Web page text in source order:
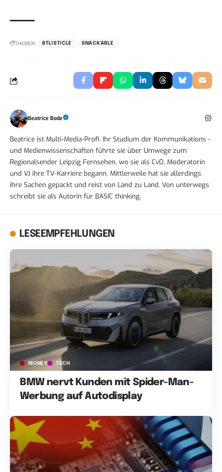
THEMEN: BTLISTICLE SNACKABLE
Beatrice Bode
Beatrice ist Multi-Media-Profi. Ihr Studium der Kommunikations -
und Medienwissenschaften führte sie über Umwege zum
Regionalsender Leipzig Fernsehen, wo sie als CvD, Moderatorin
und VJ ihre TV-Karriere begann. Mittlerweile hat sie allerdings
ihre Sachen gepackt und reist von Land zu Land. Von unterwegs
schreibt sie als Autorin für BASIC thinking.
LESEEMPFEHLUNGEN
MONEY TECH
BMW nervt Kunden mit Spider-Man-
Werbung auf Autodisplay